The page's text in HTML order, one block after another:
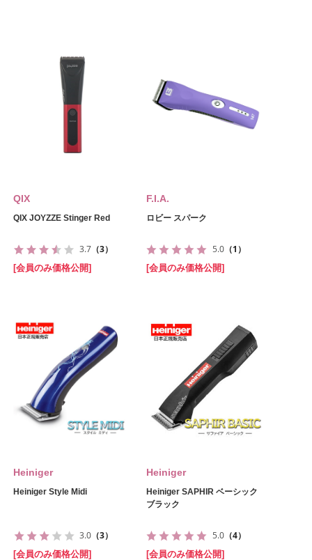
QIX
QIX JOYZZE Stinger Red
3.7 （3）
[会員のみ価格公開]
F.I.A.
ロビー スパーク
5.0 （1）
[会員のみ価格公開]
Heiniger
Heiniger Style Midi
3.0 （3）
[会員のみ価格公開]
Heiniger
Heiniger SAPHIR ベーシック
ブラック
5.0 （4）
[会員のみ価格公開]